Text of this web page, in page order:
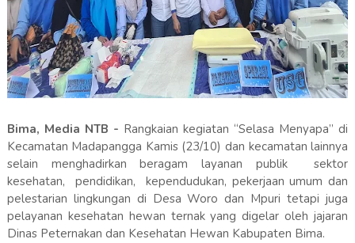
Bima, Media NTB - Rangkaian kegiatan “Selasa Menyapa” di
Kecamatan Madapangga Kamis (23/10) dan kecamatan lainnya
selain menghadirkan beragam layanan publik sektor
kesehatan, pendidikan, kependudukan, pekerjaan umum dan
pelestarian lingkungan di Desa Woro dan Mpuri tetapi juga
pelayanan kesehatan hewan ternak yang digelar oleh jajaran
Dinas Peternakan dan Kesehatan Hewan Kabupaten Bima.